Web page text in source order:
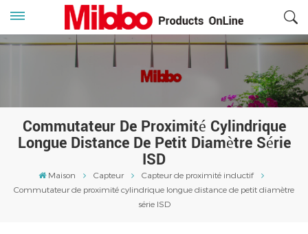
Commutateur De Proximité Cylindrique
Longue Distance De Petit Diamètre Série
ISD
Maison Capteur
Capteur de proximité inductif
Commutateur de proximité cylindrique longue distance de petit diamètre
série ISD